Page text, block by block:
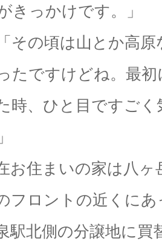
きっかけです。」
その頃は山とか高原
たですけどね。最
時、ひと目ですご
お住まいの家は八ヶ
フロントの近くに
駅北側の分譲地に買